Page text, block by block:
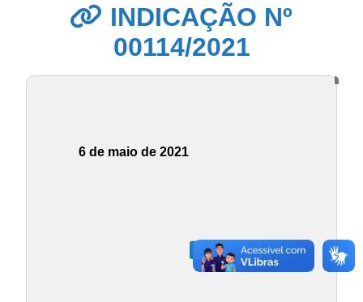
INDICAÇÃO Nº
00114/2021
6 de maio de 2021
Baixar em PDF